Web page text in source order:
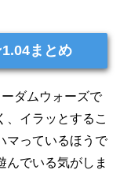
まとめ
ダムウォーズで
、イラッとするこ
マっているほうで
んでいる気がしま